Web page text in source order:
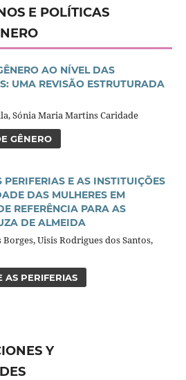
E POLÍTICAS
AO NÍVEL DAS
UMA REVISÃO ESTRUTURADA
Sónia Maria Martins Caridade
GÊNERO
PERIFERIAS E AS INSTITUIÇÕES
DAS MULHERES EM
REFERÊNCIA PARA AS
DE ALMEIDA
Uisis Rodrigues dos Santos,
AS PERIFERIAS
Y